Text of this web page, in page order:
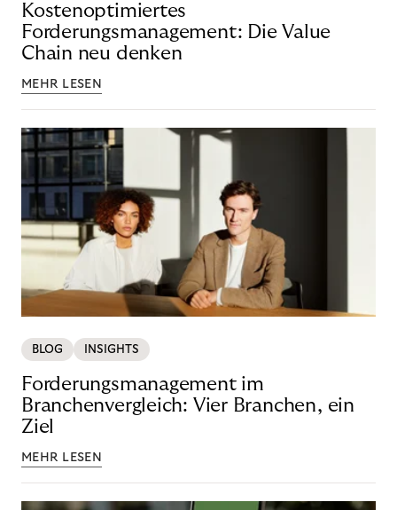
Kostenoptimiertes
Forderungsmanagement: Die Value
Chain neu denken
MEHR LESEN
BLOG INSIGHTS
Forderungsmanagement im
Branchenvergleich: Vier Branchen, ein
Ziel
MEHR LESEN